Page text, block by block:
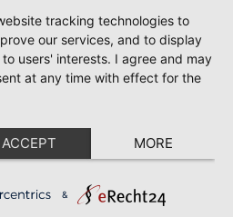
tracking technologies to
our services, and to display
users' interests. I agree and may
at any time with effect for the
ACCEPT MORE
&